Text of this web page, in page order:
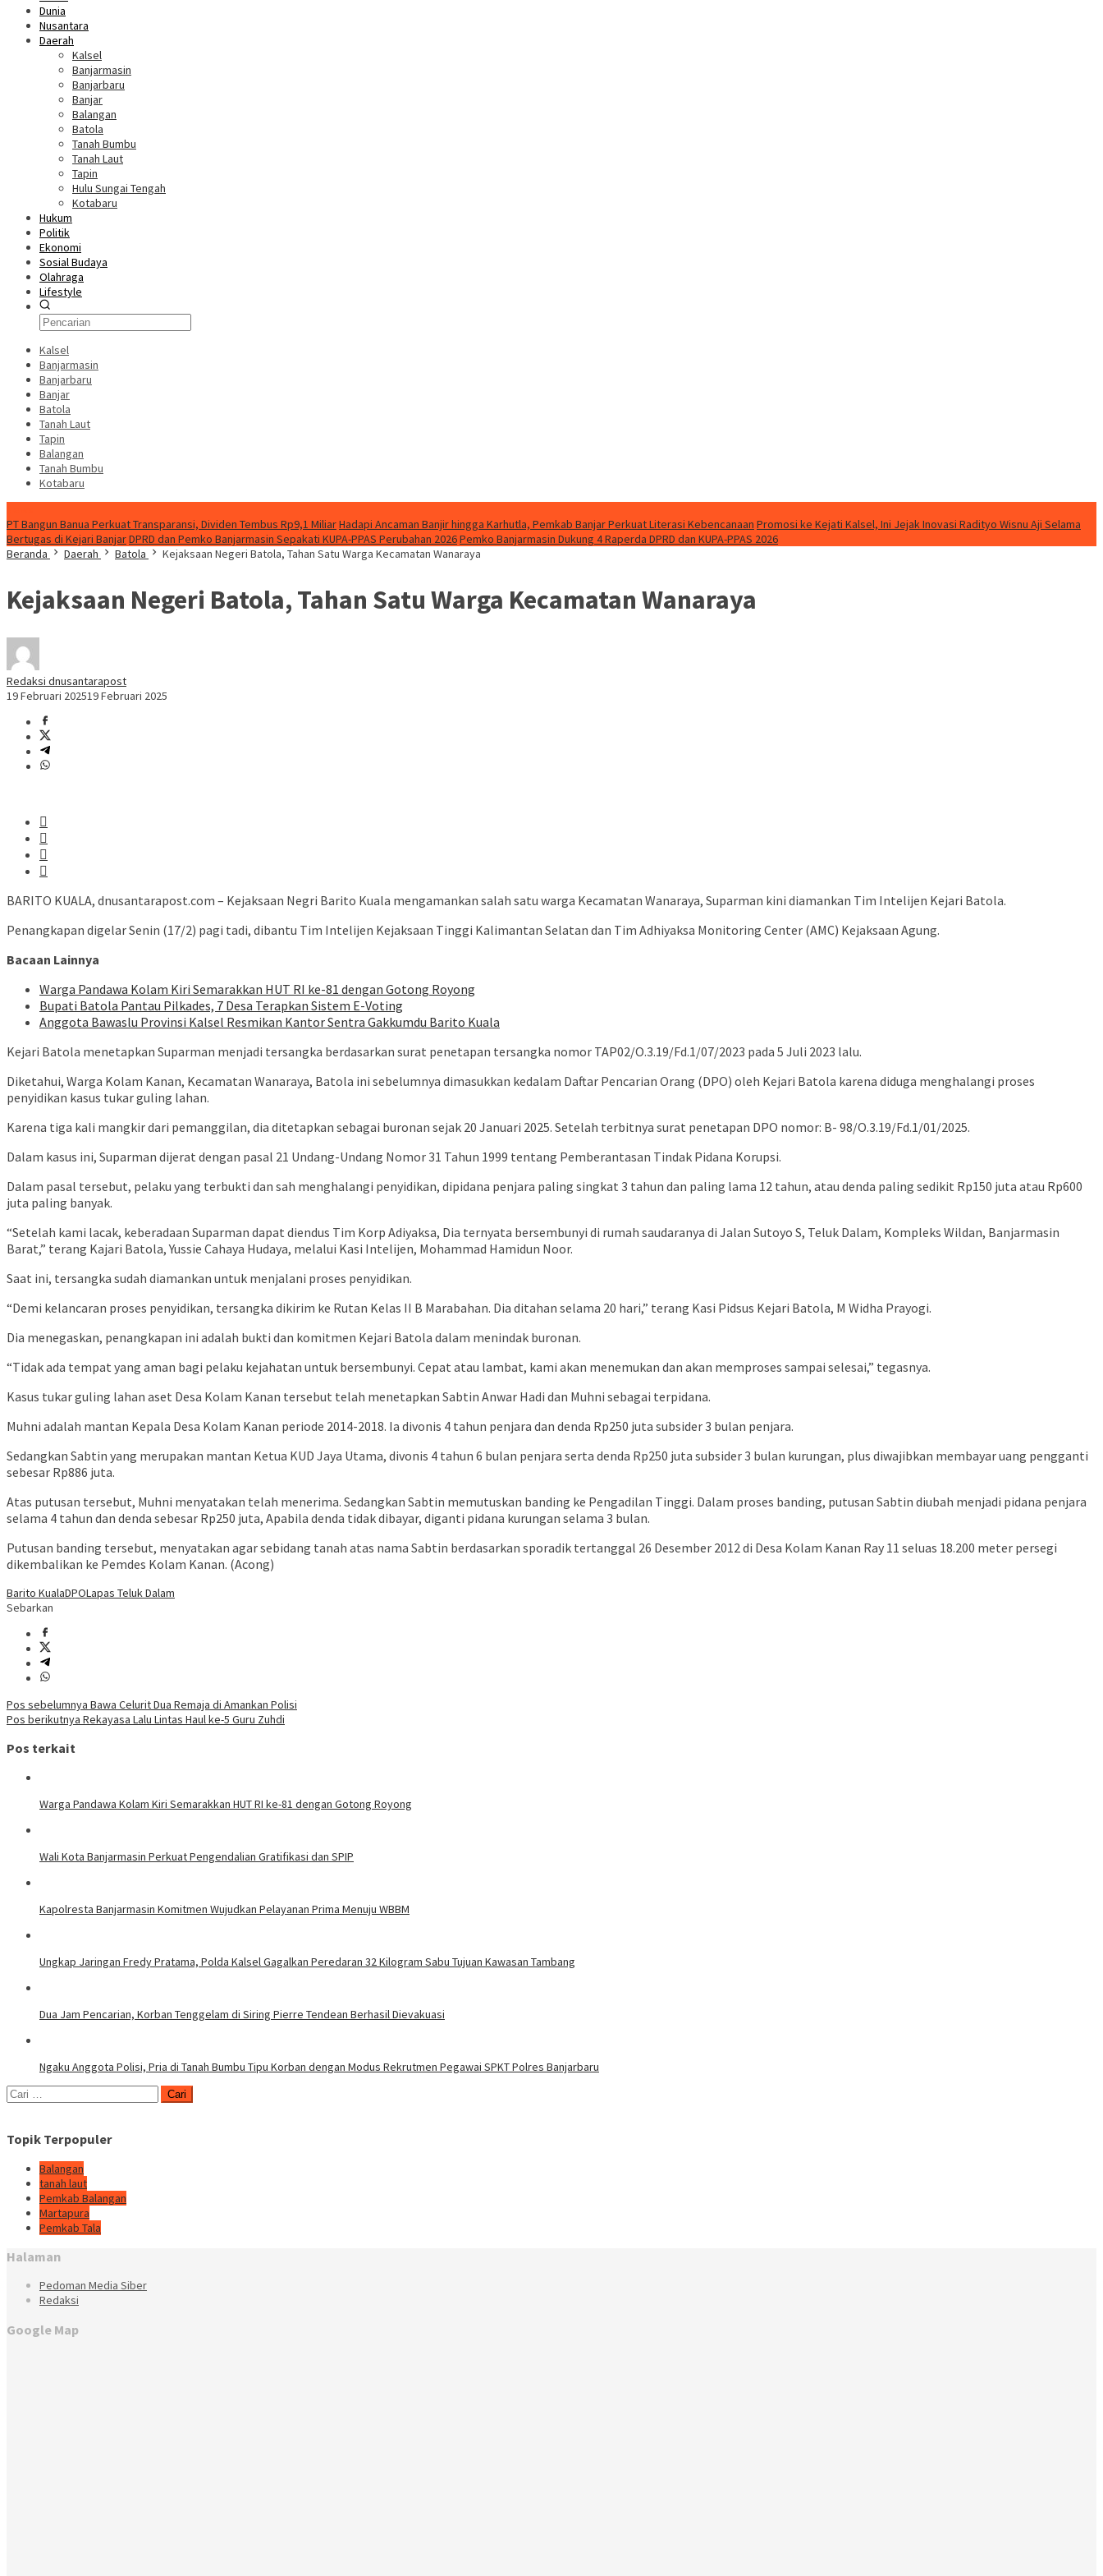
Dunia
Nusantara
Daerah
Kalsel
Banjarmasin
Banjarbaru
Banjar
Balangan
Batola
Tanah Bumbu
Tanah Laut
Tapin
Hulu Sungai Tengah
Kotabaru
Hukum
Politik
Ekonomi
Sosial Budaya
Olahraga
Lifestyle
Kalsel
Banjarmasin
Banjarbaru
Banjar
Batola
Tanah Laut
Tapin
Balangan
Tanah Bumbu
Kotabaru
PT Bangun Banua Perkuat Transparansi, Dividen Tembus Rp9,1 MiliarHadapi Ancaman Banjir hingga Karhutla, Pemkab Banjar Perkuat Literasi Kebencanaan Promosi ke Kejati Kalsel, Ini Jejak Inovasi Radityo Wisnu Aji Selama
Bertugas di Kejari BanjarDPRD dan Pemko Banjarmasin Sepakati KUPA-PPAS Perubahan 2026Pemko Banjarmasin Dukung 4 Raperda DPRD dan KUPA-PPAS 2026
Beranda
Daerah Batola Kejaksaan Negeri Batola, Tahan Satu Warga Kecamatan Wanaraya
Kejaksaan Negeri Batola, Tahan Satu Warga Kecamatan Wanaraya
Redaksi dnusantarapost
19 Februari 202519 Februari 2025
BARITO KUALA, dnusantarapost.com – Kejaksaan Negri Barito Kuala mengamankan salah satu warga Kecamatan Wanaraya, Suparman kini diamankan Tim Intelijen Kejari Batola.
Penangkapan digelar Senin (17/2) pagi tadi, dibantu Tim Intelijen Kejaksaan Tinggi Kalimantan Selatan dan Tim Adhiyaksa Monitoring Center (AMC) Kejaksaan Agung.
Bacaan Lainnya
Warga Pandawa Kolam Kiri Semarakkan HUT RI ke-81 dengan Gotong Royong
Bupati Batola Pantau Pilkades, 7 Desa Terapkan Sistem E-Voting
Anggota Bawaslu Provinsi Kalsel Resmikan Kantor Sentra Gakkumdu Barito Kuala
Kejari Batola menetapkan Suparman menjadi tersangka berdasarkan surat penetapan tersangka nomor TAP02/O.3.19/Fd.1/07/2023 pada 5 Juli 2023 lalu.
Diketahui, Warga Kolam Kanan, Kecamatan Wanaraya, Batola ini sebelumnya dimasukkan kedalam Daftar Pencarian Orang (DPO) oleh Kejari Batola karena diduga menghalangi proses
penyidikan kasus tukar guling lahan.
Karena tiga kali mangkir dari pemanggilan, dia ditetapkan sebagai buronan sejak 20 Januari 2025. Setelah terbitnya surat penetapan DPO nomor: B- 98/O.3.19/Fd.1/01/2025.
Dalam kasus ini, Suparman dijerat dengan pasal 21 Undang-Undang Nomor 31 Tahun 1999 tentang Pemberantasan Tindak Pidana Korupsi.
Dalam pasal tersebut, pelaku yang terbukti dan sah menghalangi penyidikan, dipidana penjara paling singkat 3 tahun dan paling lama 12 tahun, atau denda paling sedikit Rp150 juta atau Rp600
juta paling banyak.
“Setelah kami lacak, keberadaan Suparman dapat diendus Tim Korp Adiyaksa, Dia ternyata bersembunyi di rumah saudaranya di Jalan Sutoyo S, Teluk Dalam, Kompleks Wildan, Banjarmasin
Barat,” terang Kajari Batola, Yussie Cahaya Hudaya, melalui Kasi Intelijen, Mohammad Hamidun Noor.
Saat ini, tersangka sudah diamankan untuk menjalani proses penyidikan.
“Demi kelancaran proses penyidikan, tersangka dikirim ke Rutan Kelas II B Marabahan. Dia ditahan selama 20 hari,” terang Kasi Pidsus Kejari Batola, M Widha Prayogi.
Dia menegaskan, penangkapan ini adalah bukti dan komitmen Kejari Batola dalam menindak buronan.
“Tidak ada tempat yang aman bagi pelaku kejahatan untuk bersembunyi. Cepat atau lambat, kami akan menemukan dan akan memproses sampai selesai,” tegasnya.
Kasus tukar guling lahan aset Desa Kolam Kanan tersebut telah menetapkan Sabtin Anwar Hadi dan Muhni sebagai terpidana.
Muhni adalah mantan Kepala Desa Kolam Kanan periode 2014-2018. Ia divonis 4 tahun penjara dan denda Rp250 juta subsider 3 bulan penjara.
Sedangkan Sabtin yang merupakan mantan Ketua KUD Jaya Utama, divonis 4 tahun 6 bulan penjara serta denda Rp250 juta subsider 3 bulan kurungan, plus diwajibkan membayar uang pengganti
sebesar Rp886 juta.
Atas putusan tersebut, Muhni menyatakan telah menerima. Sedangkan Sabtin memutuskan banding ke Pengadilan Tinggi. Dalam proses banding, putusan Sabtin diubah menjadi pidana penjara
selama 4 tahun dan denda sebesar Rp250 juta, Apabila denda tidak dibayar, diganti pidana kurungan selama 3 bulan.
Putusan banding tersebut, menyatakan agar sebidang tanah atas nama Sabtin berdasarkan sporadik tertanggal 26 Desember 2012 di Desa Kolam Kanan Ray 11 seluas 18.200 meter persegi
dikembalikan ke Pemdes Kolam Kanan. (Acong)
Barito KualaDPOLapas Teluk Dalam
Sebarkan
Navigasi
pos
Pos sebelumnya Bawa Celurit Dua Remaja di Amankan Polisi
Pos berikutnya Rekayasa Lalu Lintas Haul ke-5 Guru Zuhdi
Pos terkait
Warga Pandawa Kolam Kiri Semarakkan HUT RI ke-81 dengan Gotong Royong
Wali Kota Banjarmasin Perkuat Pengendalian Gratifikasi dan SPIP
Kapolresta Banjarmasin Komitmen Wujudkan Pelayanan Prima Menuju WBBM
Ungkap Jaringan Fredy Pratama, Polda Kalsel Gagalkan Peredaran 32 Kilogram Sabu Tujuan Kawasan Tambang
Dua Jam Pencarian, Korban Tenggelam di Siring Pierre Tendean Berhasil Dievakuasi
Ngaku Anggota Polisi, Pria di Tanah Bumbu Tipu Korban dengan Modus Rekrutmen Pegawai SPKT Polres Banjarbaru
Cari
untuk:
Topik Terpopuler
Balangan
tanah laut
Pemkab Balangan
Martapura
Pemkab Tala
Halaman
Pedoman Media Siber
Redaksi
Google Map